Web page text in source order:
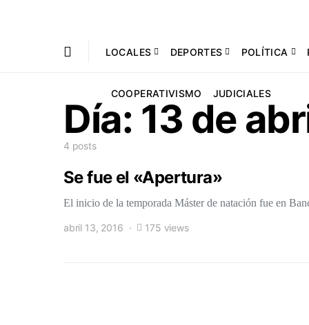
LOCALES DEPORTES POLÍTICA
COOPERATIVISMO JUDICIALES
Día: 13 de
4 posts
Se fue el «Apertura»
El inicio de la temporada Máster de natación fue en
abril 13, 2016 175 views